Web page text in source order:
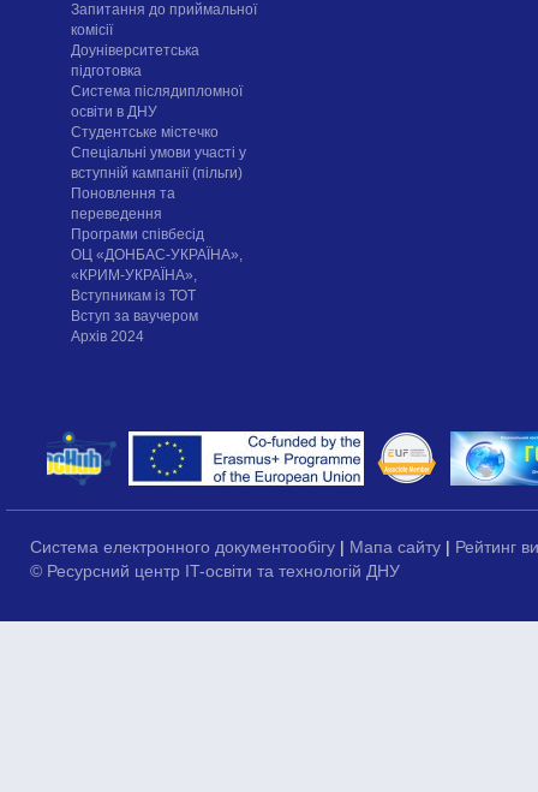
Запитання до приймальної
комісії
Доуніверситетська
підготовка
Система післядипломної
освіти в ДНУ
Cтудентське містечко
Спеціальні умови участі у
вступній кампанії (пільги)
Поновлення та
переведення
Програми співбесід
ОЦ «ДОНБАС-УКРАЇНА»,
«КРИМ-УКРАЇНА»,
Вступникам із ТОТ
Вступ за ваучером
Архів 2024
Система електронного документообігу | Мапа сайту | Рейтинг
© Ресурсний центр IT-освіти та технологій ДНУ